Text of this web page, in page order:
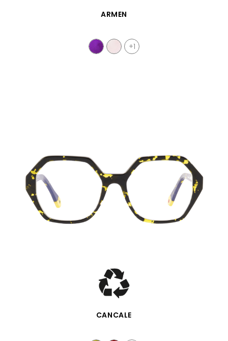
SCHNELLANSICHT
ARMEN
+1
SCHNELLANSICHT
CANCALE